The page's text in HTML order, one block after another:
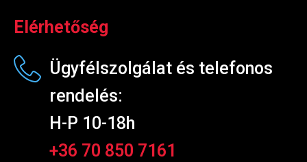
Elérhetőség
Ügyfélszolgálat és telefonos
rendelés:
H-P 10-18h
+36 70 850 7161